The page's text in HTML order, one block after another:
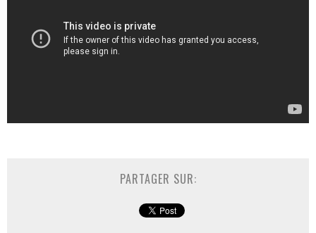
PARTAGER SUR: